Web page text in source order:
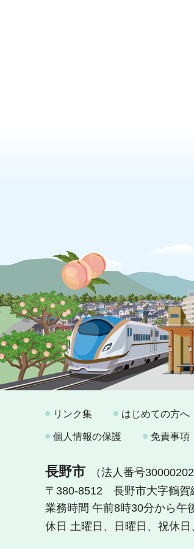
リンク集 はじめての方へ
個人情報の保護 免責事項
長野市
（法人番号
〒380-8512 長野市大字鶴賀
業務時間 午前8時30分から午
休日 土曜日、日曜日、祝休日